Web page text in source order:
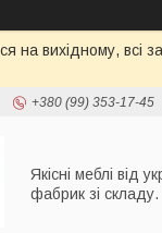
на вихідному, всі
+380 (99) 353-17-45
Якісні меблі від
фабрик зі складу.